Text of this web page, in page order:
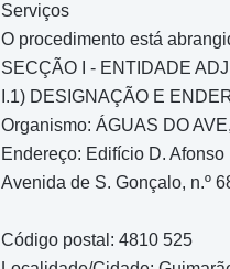
Serviços
O procedimento está
SECÇÃO I - ENTIDADE
I.1) DESIGNAÇÃO E
Organismo: ÁGUAS DO
Endereço: Edifício D.
Avenida de S. Gonçalo, n.º
Código postal: 4810 525